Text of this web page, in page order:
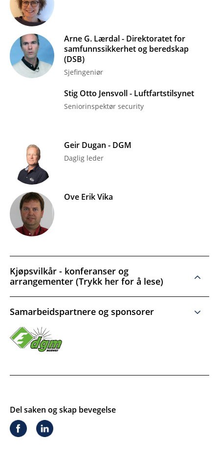
Arne G. Lærdal - Direktoratet for
samfunnssikkerhet og beredskap
(DSB)
Sjefingeniør
Stig Otto Jensvoll - Luftfartstilsynet
Seniorinspektør security
Geir Dugan - DGM
Daglig leder
Ove Erik Vika
Kjøpsvilkår - konferanser og
arrangementer (Trykk her for å lese)
Samarbeidspartnere og sponsorer
Del saken og skap bevegelse